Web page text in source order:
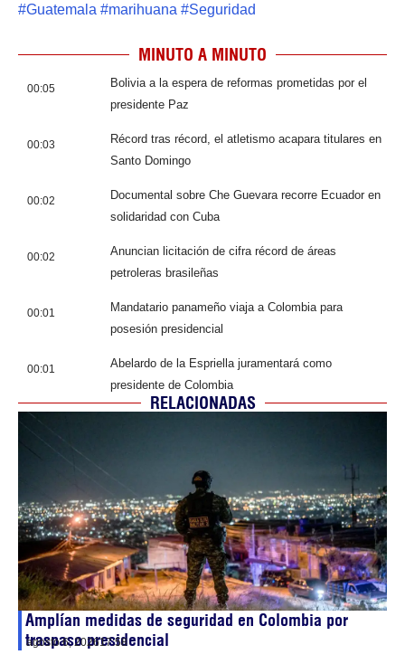
#Guatemala #marihuana #Seguridad
MINUTO A MINUTO
00:05
Bolivia a la espera de reformas prometidas por el
presidente Paz
00:03
Récord tras récord, el atletismo acapara titulares en
Santo Domingo
00:02
Documental sobre Che Guevara recorre Ecuador en
solidaridad con Cuba
00:02
Anuncian licitación de cifra récord de áreas
petroleras brasileñas
00:01
Mandatario panameño viaja a Colombia para
posesión presidencial
00:01
Abelardo de la Espriella juramentará como
presidente de Colombia
RELACIONADAS
Amplían medidas de seguridad en Colombia por
traspaso presidencial
agosto 6, 202617:58